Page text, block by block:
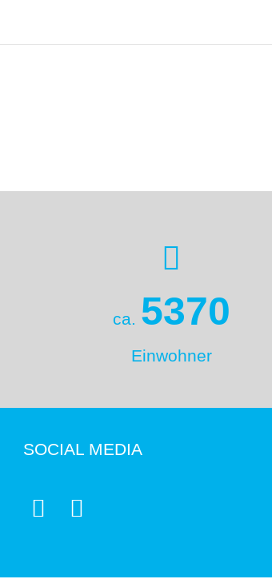
ca. 5370
Einwohner
SOCIAL MEDIA
 